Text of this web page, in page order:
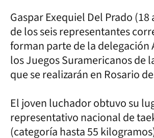
Gaspar Exequiel Del Prado (18
de los seis representantes
forman parte de la delegación
los Juegos Suramericanos de
que se realizarán en Rosario
El joven luchador obtuvo su
representativo nacional de
(categoría hasta 55